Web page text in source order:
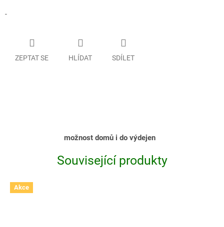
-
ZEPTAT SE HLÍDAT SDÍLET
možnost domů i do výdejen
Související produkty
Akce